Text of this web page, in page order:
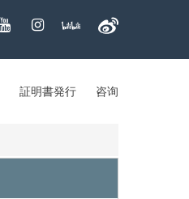
証明書発行 咨询